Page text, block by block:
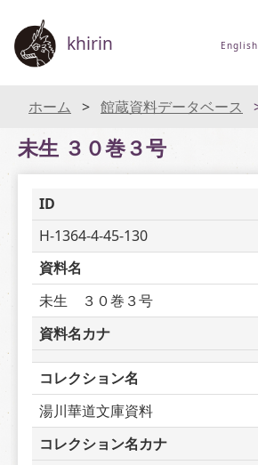
khirin English
ホーム 館蔵資料データベース
未生 ３０巻３号
ID
H-1364-4-45-130
資料名
未生　３０巻３号
資料名カナ
コレクション名
湯川華道文庫資料
コレクション名カナ